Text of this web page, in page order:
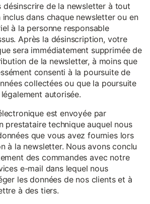
désinscrire de la newsletter à tout
dans chaque newsletter ou en
à la personne responsable
Après la désinscription, votre
sera immédiatement supprimée de
de la newsletter, à moins que
consenti à la poursuite de
collectées ou que la poursuite
autorisée.
est envoyée par
prestataire technique auquel nous
que vous avez fournies lors
à la newsletter. Nous avons conclu
des commandes avec notre
e-mail dans lequel nous
les données de nos clients et à
à des tiers.